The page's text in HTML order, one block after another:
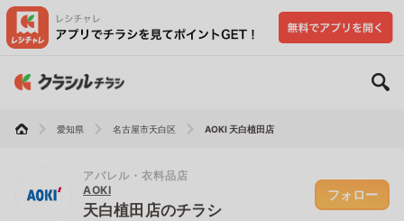
愛知県 名古屋市天白区 AOKI 天白植田店
アパレル・衣料品店
AOKI
天白植田店のチラシ
フォロー